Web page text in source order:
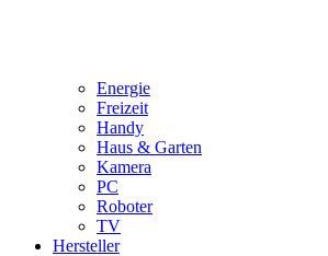
Energie
Freizeit
Handy
Haus & Garten
Kamera
PC
Roboter
TV
Hersteller